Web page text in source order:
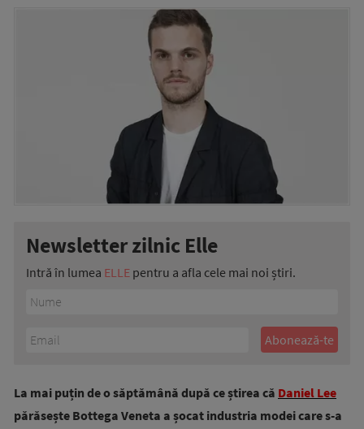
Newsletter zilnic Elle
Intră în lumea ELLE pentru a afla cele mai noi știri.
La mai puțin de o săptămână după ce știrea că Daniel Lee
părăsește Bottega Veneta a șocat industria modei care s-a